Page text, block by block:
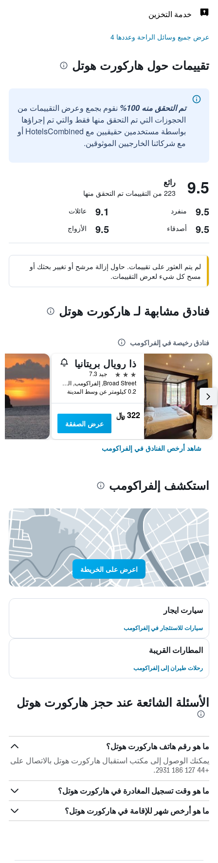
خدمة التخزين
عرض جميع وسائل الراحة وعددها 4
تقييمات حول هاركورت هوتل
تم التحقق منه 100%
نقوم بجمع وعرض التقييمات من
الحجوزات التي تم التحقق منها فقط والتي تم إجراؤها
بواسطة مستخدمين حقيقيين مع HotelsCombined أو
مع شركائنا الخارجيين الموثوقين.
9.5 رائع
223 من التقييمات تم التحقق منها
9.5 منفرد 9.1 عائلات
9.5 أصدقاء 9.5 الأزواج
لم يتم العثور على تقييمات. حاول إزالة مرشح أو تغيير بحثك أو
مسح كل شيء لعرض التقييمات.
فنادق مشابهة لـ هاركورت هوتل
فنادق رخيصة في إلفراكومب
ذا رويال بريتانيا
3 نجوم
جيد 7.3
Broad Street, إلفراكومب, المملكة المتحدة
0.2 كيلومتر عن وسط المدينة
322 ﷼
عرض الصفقة
شاهد أرخص الفنادق في إلفراكومب
استكشف إلفراكومب
اعرض على الخريطة
سيارت ايجار
سيارات للاستئجار في إلفراكومب
المطارات القريبة
رحلات طيران إلى إلفراكومب
الأسئلة الشائعة عند حجز هاركورت هوتل
ما هو رقم هاتف هاركورت هوتل؟
يمكنك الوصول إلى مكتب استقبال هاركورت هوتل بالاتصال على
+44 127 186 2931.
ما هو وقت تسجيل المغادرة في هاركورت هوتل؟
ما هو أرخص شهر للإقامة في هاركورت هوتل؟